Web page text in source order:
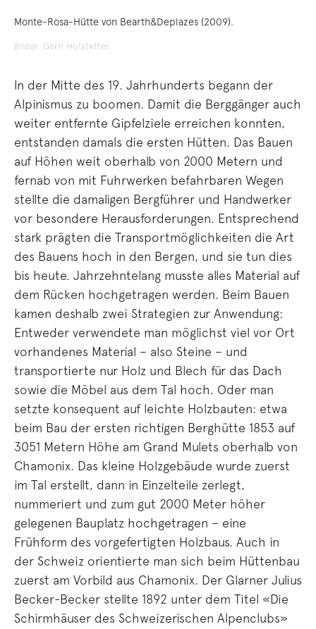
Monte-Rosa-Hütte von Bearth&Deplazes (2009).
Bilder: Gerri Hofstetter.
In der Mitte des 19. Jahrhunderts begann der
Alpinismus zu boomen. Damit die Berggänger auch
weiter entfernte Gipfelziele erreichen konnten,
entstanden damals die ersten Hütten. Das Bauen
auf Höhen weit oberhalb von 2000 Metern und
fernab von mit Fuhrwerken befahrbaren Wegen
stellte die damaligen Bergführer und Handwerker
vor besondere Herausforderungen. Entsprechend
stark prägten die Transportmöglichkeiten die Art
des Bauens hoch in den Bergen, und sie tun dies
bis heute. Jahrzehntelang musste alles Material auf
dem Rücken hochgetragen werden. Beim Bauen
kamen deshalb zwei Strategien zur Anwendung:
Entweder verwendete man möglichst viel vor Ort
vorhandenes Material – also Steine – und
transportierte nur Holz und Blech für das Dach
sowie die Möbel aus dem Tal hoch. Oder man
setzte konsequent auf leichte Holzbauten: etwa
beim Bau der ersten richtigen Berghütte 1853 auf
3051 Metern Höhe am Grand Mulets oberhalb von
Chamonix. Das kleine Holzgebäude wurde zuerst
im Tal erstellt, dann in Einzelteile zerlegt,
nummeriert und zum gut 2000 Meter höher
gelegenen Bauplatz hochgetragen – eine
Frühform des vorgefertigten Holzbaus. Auch in
der Schweiz orientierte man sich beim Hüttenbau
zuerst am Vorbild aus Chamonix. Der Glarner Julius
Becker-Becker stellte 1892 unter dem Titel «Die
Schirmhäuser des Schweizerischen Alpenclubs»